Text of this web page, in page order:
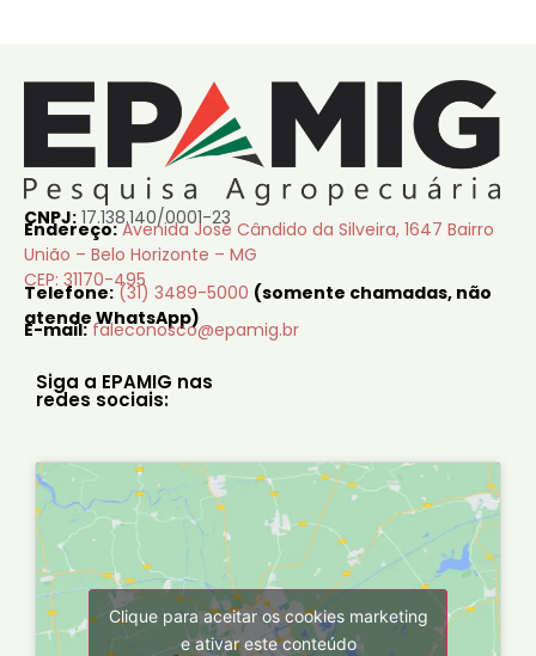
CNPJ: 17.138.140/0001-23
Endereço: Avenida José Cândido da Silveira, 1647 Bairro
União – Belo Horizonte – MG
CEP: 31170-495
Telefone: (31) 3489-5000 (somente chamadas, não
atende WhatsApp)
E-mail: faleconosco@epamig.br
Siga a EPAMIG nas
redes sociais:
Clique para aceitar os cookies marketing
e ativar este conteúdo